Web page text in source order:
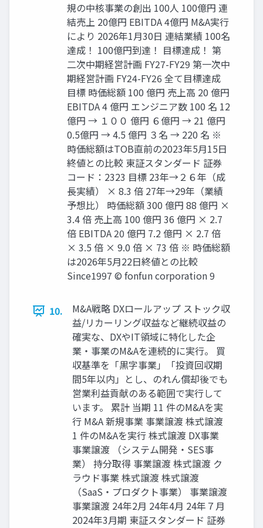
規の中核事業の創出 100人 100億円 連
結売上 20億円 EBITDA 4億円 M&A実行
により 2026年1月30日 連結業績 100名
達成！ 100億円到達！ 目標達成！ 第
二次中期経営計画 FY27-FY29 第一次中
期経営計画 FY24-FY26 全て目標達成
目標 時価総額 100 億円 売上高 20 億円
EBITDA 4 億円 エンジニア数 100 名 12
億円 → １００ 億円 ６億円 → 21 億円
0.5億円 → 4.5 億円 ３名 → 220 名 ※
時価総額はTOB直前の2023年5月15日
終値との比較 東証スタンダード 証券
コード：2323 目標 23年→２６年（成
長実績） × 8.3 倍 27年→29年（業績
予想比） 時価総額 300 億円 88 億円 ×
3.4 倍 売上高 100 億円 36 億円 × 2.7
倍 EBITDA 20 億円 7.2 億円 × 2.7 倍
× 3.5 倍 × 9.0 倍 × 73 倍 ※ 時価総額
は2026年5月22日終値との比較
Since1997 © fonfun corporation 9
10.
M&A戦略 DXロールアップ ストック収
益/リカーリング収益など継続収益の
確実な、DXやIT領域に特化した企
業・事業のM&Aを連続的に実行。 買
収基準を「黒字事業」「投資回収期
間5年以内」とし、のれん償却後でも
営業利益貢献のある範囲で実行して
います。 累計 当期 11 件のM&Aを実
行 M&A 新規事業 事業譲渡 株式譲渡
1 件のM&Aを実行 株式譲渡 DX事業
事業譲渡 （システム開発・SES事
業） 持分取得 事業譲渡 株式譲渡 ク
ラウド事業 株式譲渡 株式譲渡
（SaaS・プロダクト事業） 事業譲渡
事業譲渡 24年2月 24年4月 24年７月
2024年3月期 東証スタンダード 証券